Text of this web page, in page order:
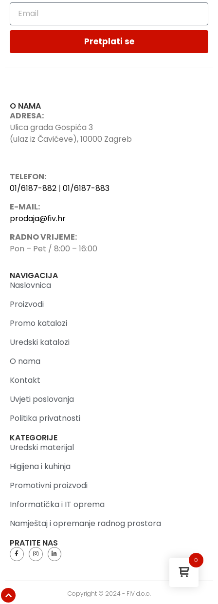
Pretplati se
O NAMA
ADRESA:
Ulica grada Gospića 3
(ulaz iz Čavićeve), 10000 Zagreb
TELEFON:
01/6187-882 | 01/6187-883
E-MAIL:
prodaja@fiv.hr
RADNO VRIJEME:
Pon – Pet / 8:00 – 16:00
NAVIGACIJA
Naslovnica
Proizvodi
Promo katalozi
Uredski katalozi
O nama
Kontakt
Uvjeti poslovanja
Politika privatnosti
KATEGORIJE
Uredski materijal
Higijena i kuhinja
Promotivni proizvodi
Informatička i IT oprema
Namještaj i opremanje radnog prostora
PRATITE NAS
Copyright © 2024 - FIV d.o.o.
0